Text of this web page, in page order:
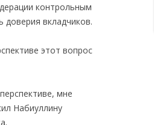
контрольным
доверия вкладчиков.
этот вопрос
мне
Набиуллину